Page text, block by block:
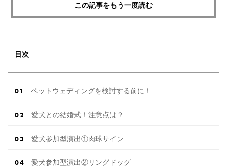
この記事をもう一度読む
目次
ペットウェディングを検討する前に！
愛犬との結婚式！注意点は？
愛犬参加型演出①肉球サイン
愛犬参加型演出②リングドッグ